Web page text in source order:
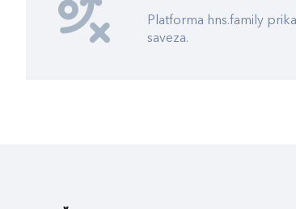
Platforma hns.family
saveza.